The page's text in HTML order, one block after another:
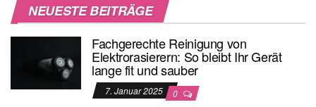
NEUESTE BEITRÄGE
Fachgerechte Reinigung von
Elektrorasierern: So bleibt Ihr Gerät
lange fit und sauber
7. Januar 2025 0